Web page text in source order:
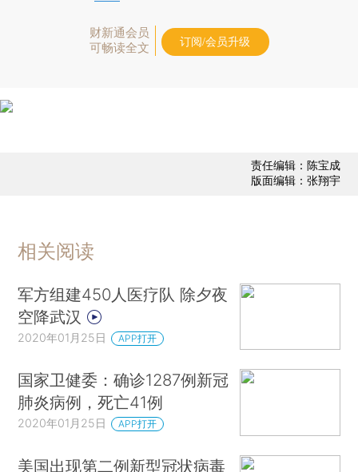
财新通会员
可畅读全文
订阅/会员升级
责任编辑：陈宝成
版面编辑：张翔宇
相关阅读
军方组建450人医疗队 除夕夜
空降武汉
2020年01月25日 APP打开
国家卫健委：确诊1287例新冠
肺炎病例，死亡41例
2020年01月25日 APP打开
美国出现第二例新型冠状病毒